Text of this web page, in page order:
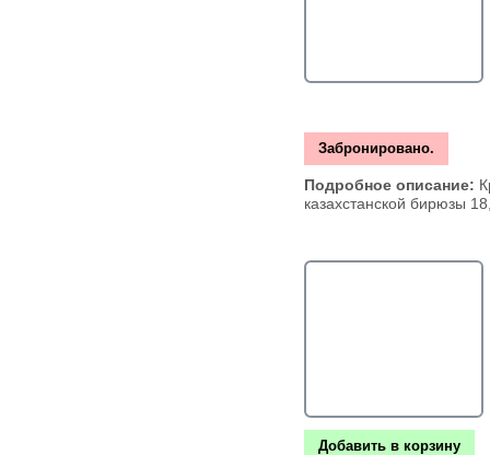
Забронировано.
Подробное описание:
казахстанской бирюзы
Добавить в корзину